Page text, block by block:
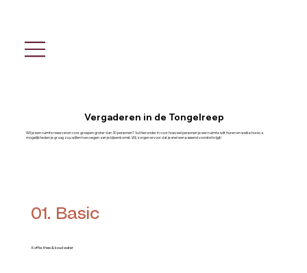
Vergaderen in de Tongelreep
Wil je een ruimte reserveren voor groepen groter dan 30 personen? Vul hieronder in voor hoeveel personen je een ruimte wilt huren en welke horeca
mogelijkheden je graag zou willen toevoegen aan je bijeenkomst. Wij zorgen ervoor dat je snel een passend voorstel krijgt!
01. Basic
Koffie, thee & koud water